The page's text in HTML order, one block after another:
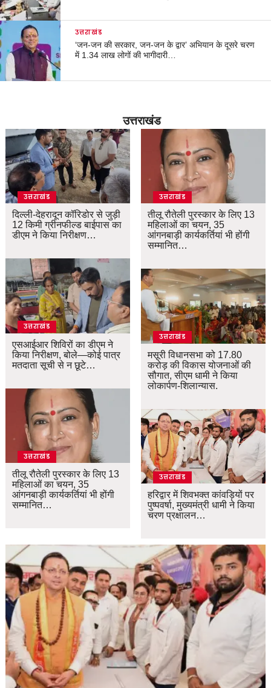
उत्तराखंड
‘जन-जन की सरकार, जन-जन के द्वार’ अभियान के दूसरे चरण
में 1.34 लाख लोगों की भागीदारी…
उत्तराखंड
उत्तराखंड
दिल्ली-देहरादून कॉरिडोर से जुड़ी
12 किमी ग्रीनफील्ड बाईपास का
डीएम ने किया निरीक्षण…
उत्तराखंड
एसआईआर शिविरों का डीएम ने
किया निरीक्षण, बोले—कोई पात्र
मतदाता सूची से न छूटे…
उत्तराखंड
तीलू रौतेली पुरस्कार के लिए 13
महिलाओं का चयन, 35
आंगनबाड़ी कार्यकर्तियां भी होंगी
सम्मानित…
उत्तराखंड
तीलू रौतेली पुरस्कार के लिए 13
महिलाओं का चयन, 35
आंगनबाड़ी कार्यकर्तियां भी होंगी
सम्मानित…
उत्तराखंड
मसूरी विधानसभा को 17.80
करोड़ की विकास योजनाओं की
सौगात, सीएम धामी ने किया
लोकार्पण-शिलान्यास.
उत्तराखंड
हरिद्वार में शिवभक्त कांवड़ियों पर
पुष्पवर्षा, मुख्यमंत्री धामी ने किया
चरण प्रक्षालन…